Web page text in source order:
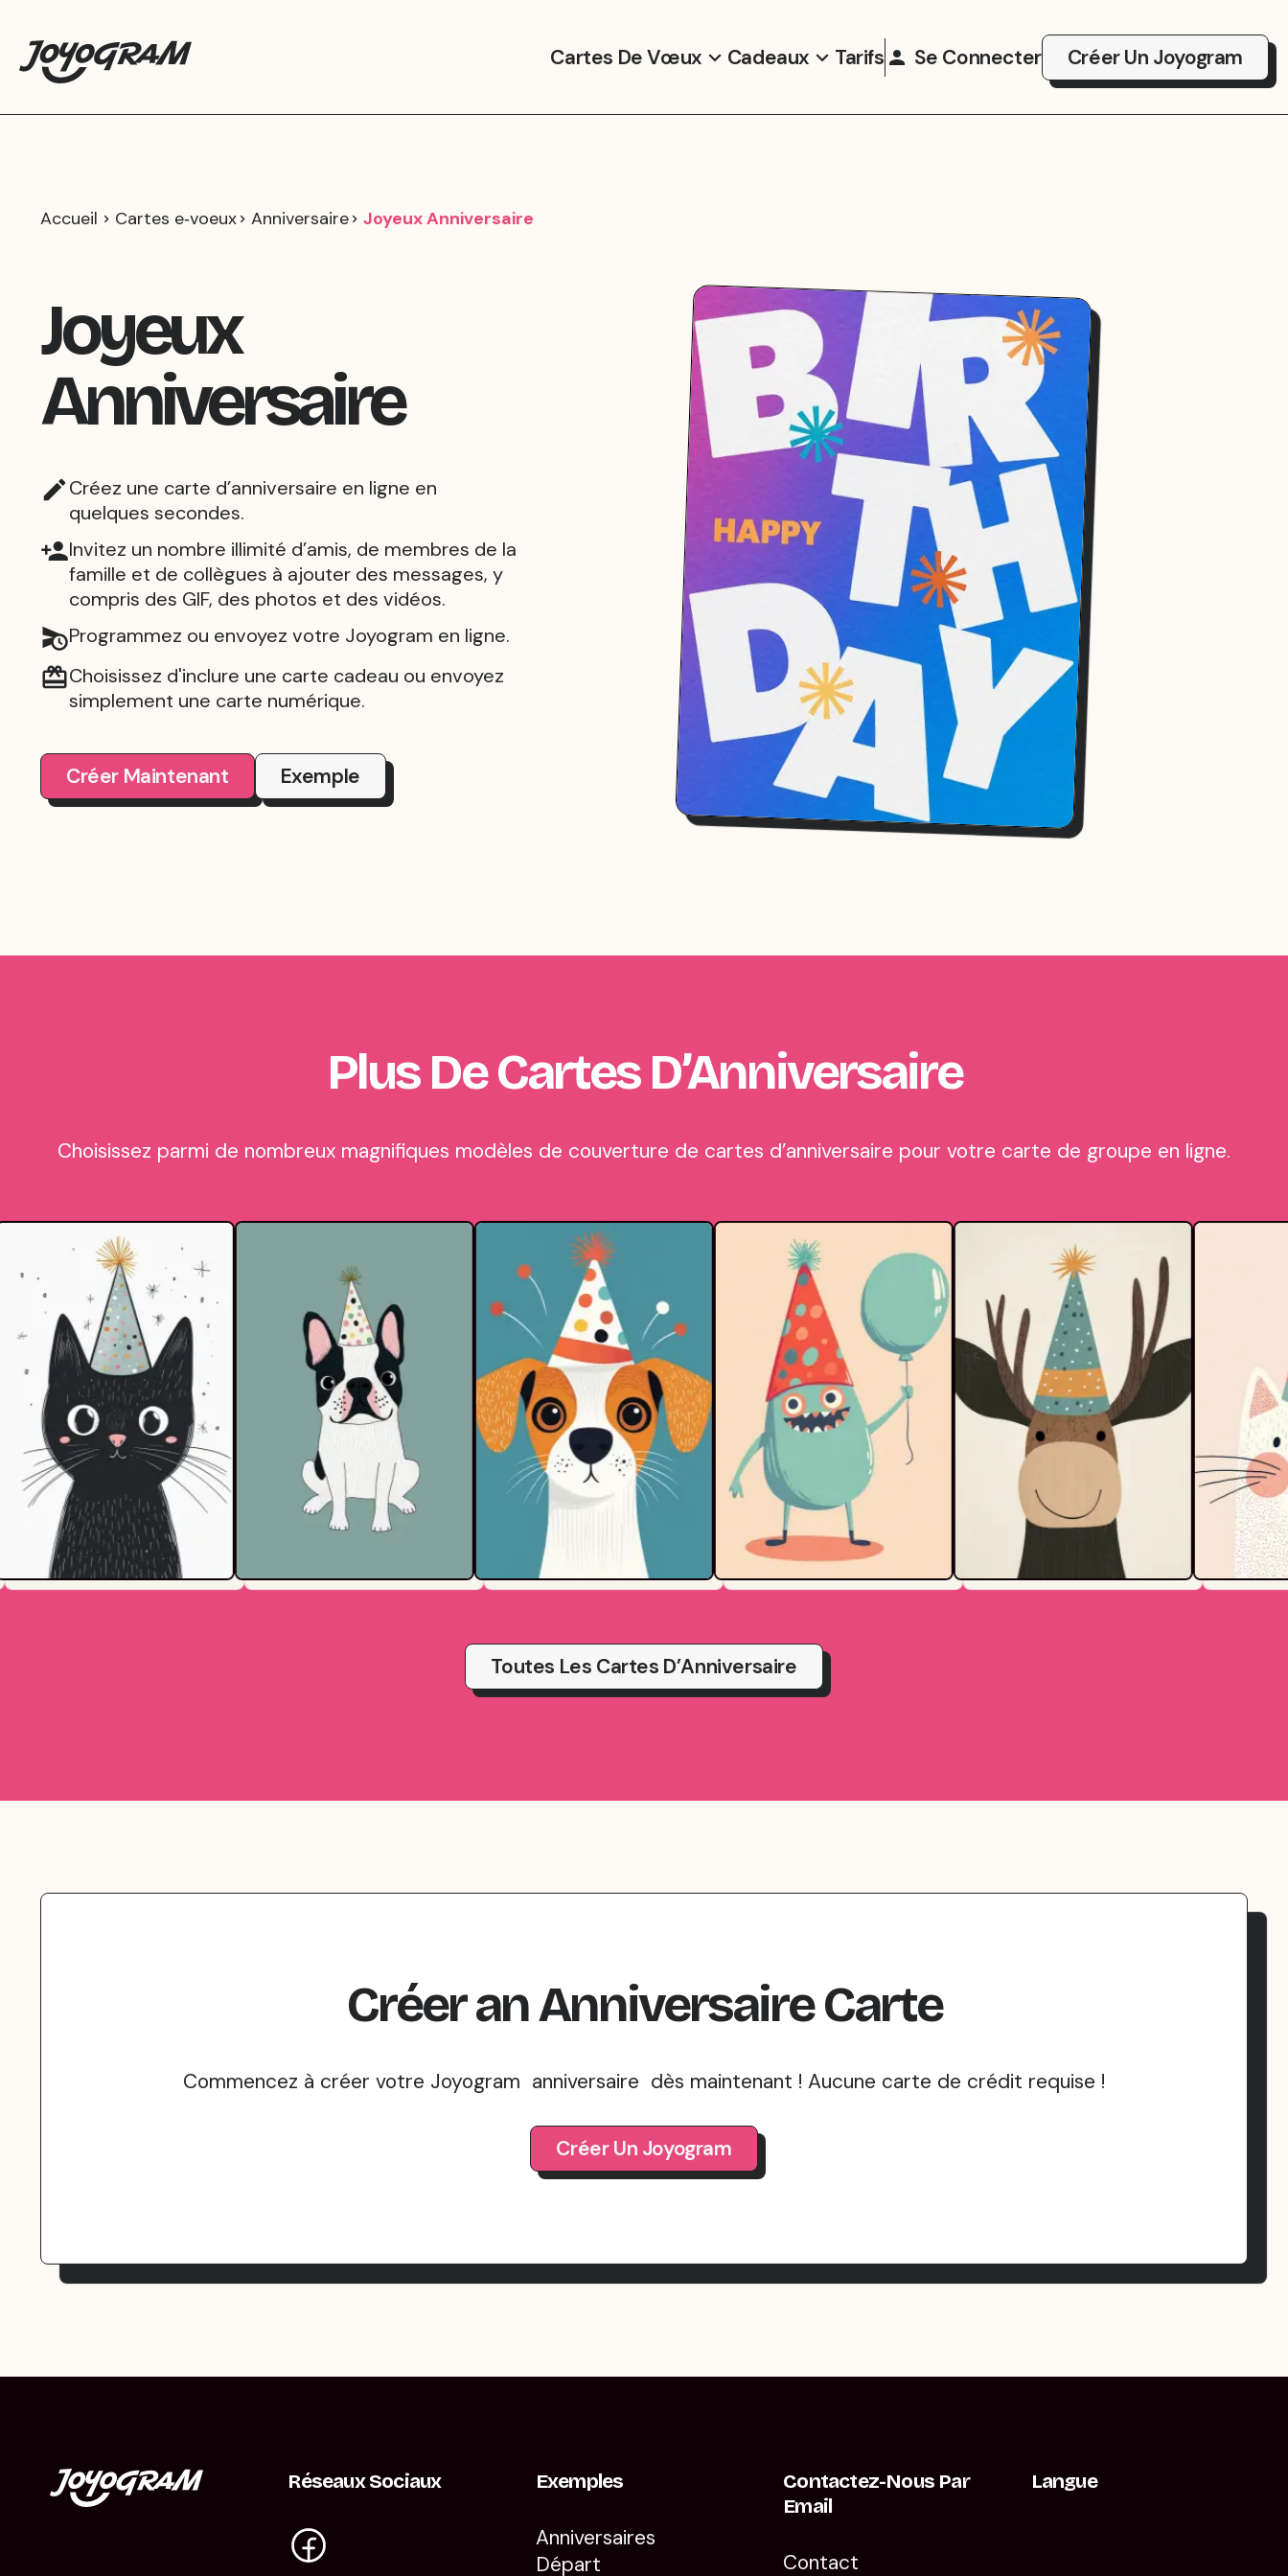
Cartes De Vœux Cadeaux Tarifs Se Connecter Créer Un Joyogram
Accueil Cartes e‑voeux Anniversaire Joyeux Anniversaire
Joyeux
Anniversaire
Créez une carte d’anniversaire en ligne en
quelques secondes.
Invitez un nombre illimité d’amis, de membres de la
famille et de collègues à ajouter des messages, y
compris des GIF, des photos et des vidéos.
Programmez ou envoyez votre Joyogram en ligne.
Choisissez d'inclure une carte cadeau ou envoyez
simplement une carte numérique.
Créer Maintenant Exemple
Plus De Cartes D’Anniversaire
Choisissez parmi de nombreux magnifiques modèles de couverture de cartes d’anniversaire pour votre carte de groupe en ligne.
Toutes Les Cartes D’Anniversaire
CréeranAnniversaireCarte
Commencez à créer votre Joyogram anniversaire dès maintenant ! Aucune carte de crédit requise !
Créer Un Joyogram
Réseaux Sociaux Exemples
Anniversaires
Départ
Contactez-Nous Par
Email
Contact
Langue